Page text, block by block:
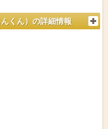
くん）の詳細情報